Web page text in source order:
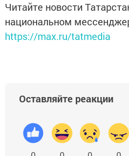
Читайте новости
национальном
https://max.ru/tatmedia
Оставляйте реакции